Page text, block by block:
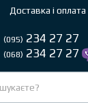
Доставка і оплата
(095) 234 27 27
(068) 234 27 27